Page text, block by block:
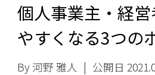
個人事業主・経
やすくなる3つの
By 河野 雅人 | 公開日